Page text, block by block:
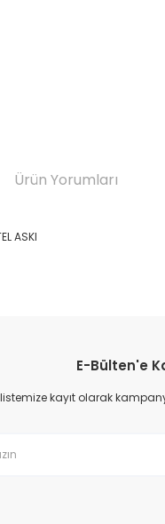
Ürün Yorumları
ASKI
veya görüntülenemiyor.
eksik bilgiler bulunuyor.
E-Bülten'e
kayıt olarak